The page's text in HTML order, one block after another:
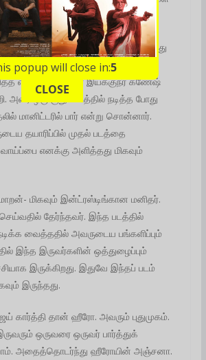
என்று நம்புகிறேன்,” என்றார்.
ஜெகன் பேசுகையில், ”எனக்கும் இது
நிற்பதற்கான வாய்ப்பை
எங்களது மாஸ்டர் இயக்குநர் கணேஷ்
அவர் ஒரு குறும்படத்தில் நடித்த போது
மானிட்டரில் பார் என்று சொன்னார்.
தயாரிப்பில் முதல் படத்தை
எனக்கு அளித்தது மிகவும்
மிகவும் இன்ட்ரஸ்டிங்கான மனிதர்.
தேர்ந்தவர். இந்த படத்தில்
வைத்ததில் அவருடைய பங்களிப்பும்
இந்த இருவர்களின் ஒத்துழைப்பும்
இருக்கிறது. இதுவே இந்தப் படம்
இருந்தது.
கார்த்தி தான் ஹீரோ. அவரும் புதுமுகம்.
ஒருவரை ஒருவர் பார்த்துக்
அதைத்தொடர்ந்து ஹீரோயின் அஞ்சனா.
popup will close in:4
CLOSE